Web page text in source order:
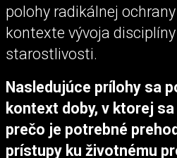
polohy radikálnej
kontexte vývoja
starostlivosti.
Nasledujúce prílohy sa
kontext doby, v ktorej
prečo je potrebné
prístupy ku životnému